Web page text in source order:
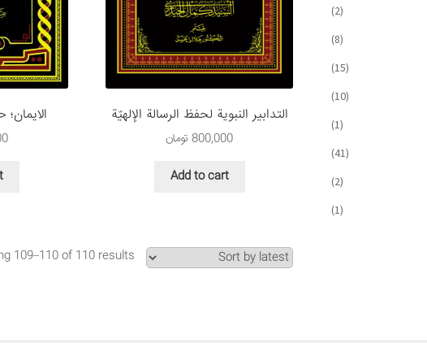
التدابير النبوية لحفظ الرسالة الإلهيّة
800,000 تومان
Add to cart
الایمان؛
109–110 of 110 results
(2)
(8)
(15)
(10)
(1)
(41)
(2)
(1)